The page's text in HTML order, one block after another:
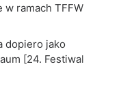
w ramach TFFW
dopiero jako
[24. Festiwal